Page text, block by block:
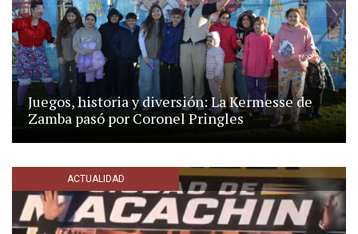
Juegos, historia y diversión: La Kermesse de
Zamba pasó por Coronel Pringles
ACTUALIDAD